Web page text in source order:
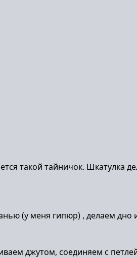
такой тайничок. Шкатулка
(у меня гипюр) , делаем дно
джутом, соединяем с